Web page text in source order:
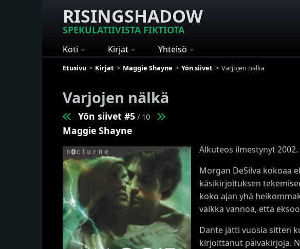
RISINGSHADOW
SPEKULATIIVISTA FIKTIOTA
Koti Kirjat Yhteisö
Etusivu Kirjat Maggie Shayne Yön siivet Varjojen nälkä
Varjojen nälkä
Yön siivet #5 / 10
Maggie Shayne
Alkuteos ilmestynyt 2002.
Morgan DeSilva kokoaa
käsikirjoituksen
koko ajan yhä
vaikka vannoa, että
Dante jätti vuosia sitten
kirjoittanut päiväkirjoja.